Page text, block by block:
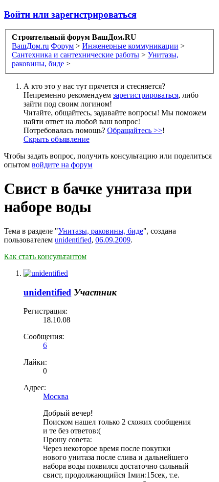
Войти или зарегистрироваться
Строительный форум ВашДом.RU
ВашДом.ru Форум > Инженерные коммуникации >
Сантехника и сантехнические работы > Унитазы,
раковины, биде >
А кто это у нас тут прячется и стесняется?
Непременно рекомендуем зарегистрироваться, либо
зайти под своим логином!
Читайте, общайтесь, задавайте вопросы! Мы поможем
найти ответ на любой ваш вопрос!
Потребовалась помощь? Обращайтесь >>!
Скрыть объявление
Чтобы задать вопрос, получить консультацию или поделиться
опытом войдите на форум
Свист в бачке унитаза при
наборе воды
Тема в разделе "Унитазы, раковины, биде", создана
пользователем unidentified, 06.09.2009.
Как стать консультантом
unidentified Участник
Регистрация:
18.10.08
Сообщения:
6
Лайки:
0
Адрес:
Москва
Добрый вечер!
Поиском нашел только 2 схожих сообщения
и те без ответов:(
Прошу совета:
Через некоторое время после покупки
нового унитаза после слива и дальнейшего
набора воды появился достаточно сильный
свист, продолжающийся 1мин:15сек, т.е.